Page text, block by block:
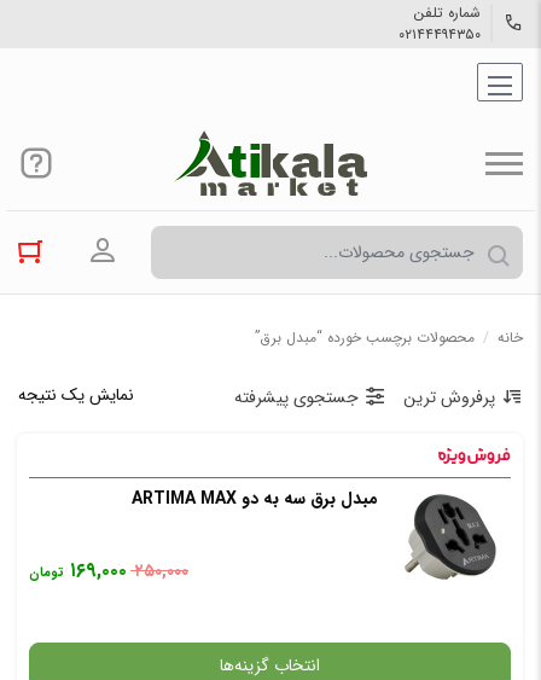
شماره تلفن
۰۲۱۴۴۴۹۴۳۵۰
ورود به
خانه / محصولات برچسب خورده “مبدل برق”
نمایش یک نتیجه پرفروش ترین جستجوی پیشرفته
مبدل برق سه به دو ARTIMA MAX
۲۵۰,۰۰۰ ۱۶۹,۰۰۰ تومان
انتخاب گزینه‌ها